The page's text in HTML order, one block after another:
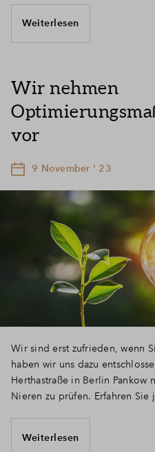
Weiterlesen
Wir nehmen
vor
9 November ' 23
Wir sind erst zufrieden, wenn
haben wir uns dazu
Herthastraße in Berlin Pankow
Nieren zu prüfen. Erfahren Sie
Weiterlesen